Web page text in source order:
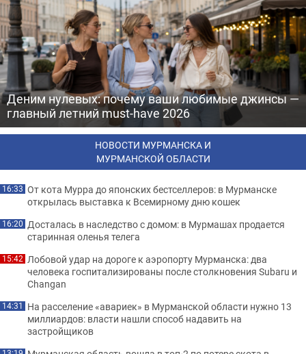
Деним нулевых: почему ваши любимые джинсы —
главный летний must-have 2026
НОВОСТИ МУРМАНСКА И
МУРМАНСКОЙ ОБЛАСТИ
16:33 От кота Мурра до японских бестселлеров: в Мурманске
открылась выставка к Всемирному дню кошек
16:20 Досталась в наследство с домом: в Мурмашах продается
старинная оленья телега
15:42 Лобовой удар на дороге к аэропорту Мурманска: два
человека госпитализированы после столкновения Subaru и
Changan
14:31 На расселение «авариек» в Мурманской области нужно 13
миллиардов: власти нашли способ надавить на
застройщиков